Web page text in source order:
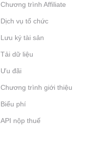
Chương trình Affiliate
Dịch vụ tổ chức
Lưu ký tài sản
Tải dữ liệu
Ưu đãi
Chương trình giới thiệu
Biểu phí
API nộp thuế